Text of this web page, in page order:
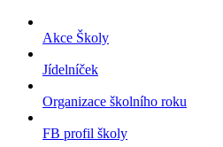
Akce Školy
Jídelníček
Organizace školního roku
FB profil školy